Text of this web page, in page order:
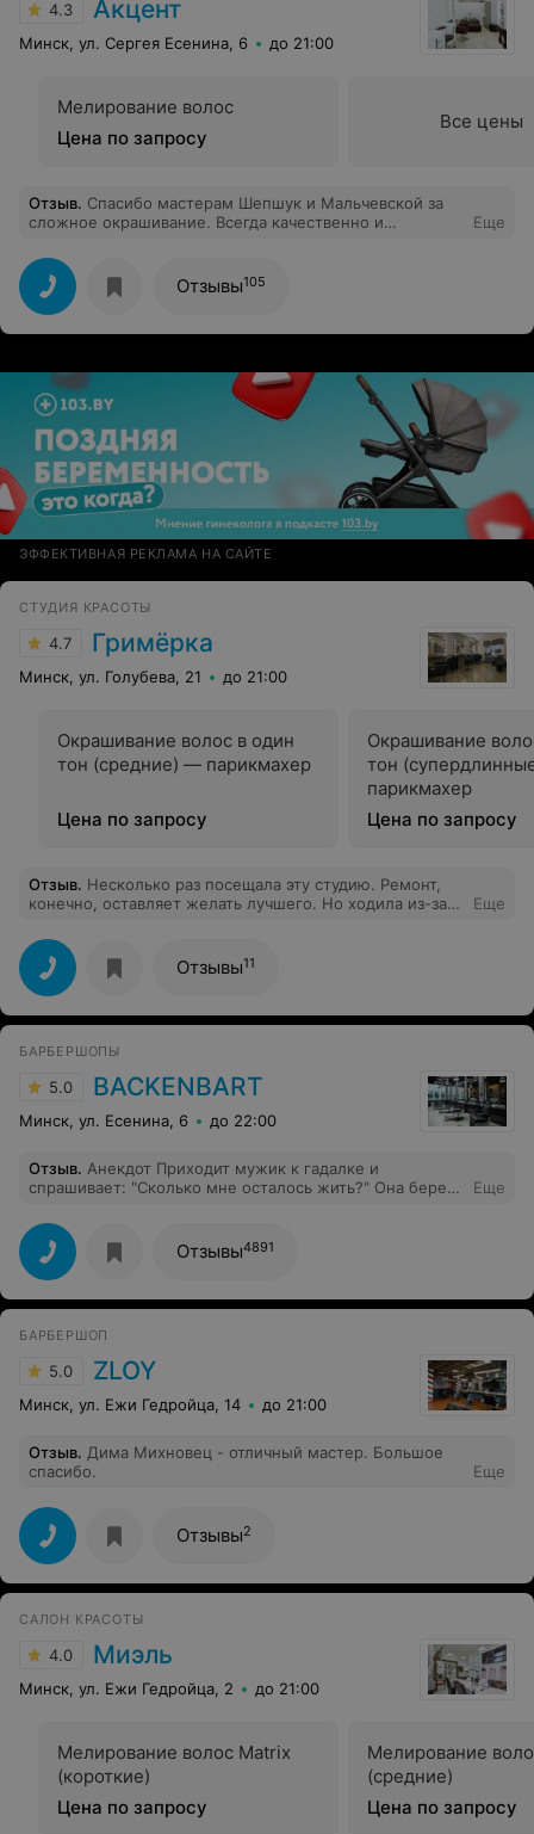
4.3 Акцент
Минск, ул. Сергея Есенина, 6 до 21:00
Мелирование волос
Цена по запросу
Все цены
Отзыв. Спасибо мастерам Шепшук и Мальчевской за
сложное окрашивание. Всегда качественно и
Еще
Отзывы105
ЭФФЕКТИВНАЯ РЕКЛАМА НА САЙТЕ
СТУДИЯ КРАСОТЫ
4.7 Гримёрка
Минск, ул. Голубева, 21 до 21:00
Окрашивание волос в один
тон (средние) — парикмахер
Цена по запросу
Окрашивание
тон
парикмахер
Цена по запросу
Отзыв. Несколько раз посещала эту студию. Ремонт,
конечно, оставляет желать лучшего. Но ходила из-за
качественно. Но сегодня впечатление испортилось
максимально. Заранее записалась на сегодня, на 12:00.
Прихожу и оказывается, что мою запись отменили. Да,
именно отменили. Потому что мне заранее никто не
позвонил и не предупредил. Максимально неприятная
котором я буду чувствовать себя максимально
некомфортно. И вынуждена буду прятать руки от
камер.
Еще
Отзывы11
БАРБЕРШОПЫ
5.0 BACKENBART
Минск, ул. Есенина, 6 до 22:00
Отзыв. Анекдот Приходит мужик к гадалке и
спрашивает: "Сколько мне осталось жить?" Она берет
милок, пять месяцев". Мужик усмехнулся, достает из
под кофты пистолет, говорит: "А вот и не угадала", - и
стреляет себе в голову.
Еще
Отзывы4891
БАРБЕРШОП
5.0 ZLOY
Минск, ул. Ежи Гедройца, 14 до 21:00
Отзыв. Дима Михновец - отличный мастер. Большое
спасибо.
Еще
Отзывы2
САЛОН КРАСОТЫ
4.0 Миэль
Минск, ул. Ежи Гедройца, 2 до 21:00
Мелирование волос Matrix
(короткие)
Цена по запросу
Мелирование
(средние)
Цена по запросу